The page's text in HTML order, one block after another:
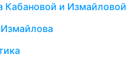
Кабановой и Измайловой